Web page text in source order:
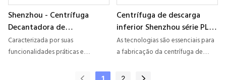
interna e aparência externa são
meticulosamente projetadas por
nossos projetistas e técnicos
especializados. As necessidades e
preferências dos clientes são
os setores industriais.
Shenzhou - Centrífuga
Decantadora de
Desidratação (Série T)
Centrífuga decantadora
Caracterizada por suas
funcionalidades práticas e
Decantadora de Desidratação
Centrífuga de descarga
inferior Shenzhou série PLD
- Centrífuga e separador
As tecnologias são essenciais para
a fabricação da centrífuga de
Após várias gerações de